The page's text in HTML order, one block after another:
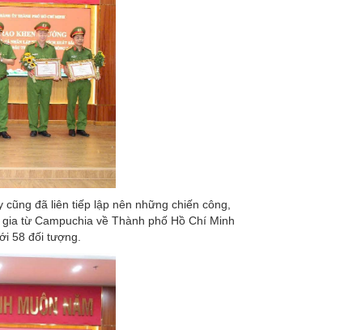
đã liên tiếp lập nên những chiến công,
từ Campuchia về Thành phố Hồ Chí Minh
58 đối tượng.